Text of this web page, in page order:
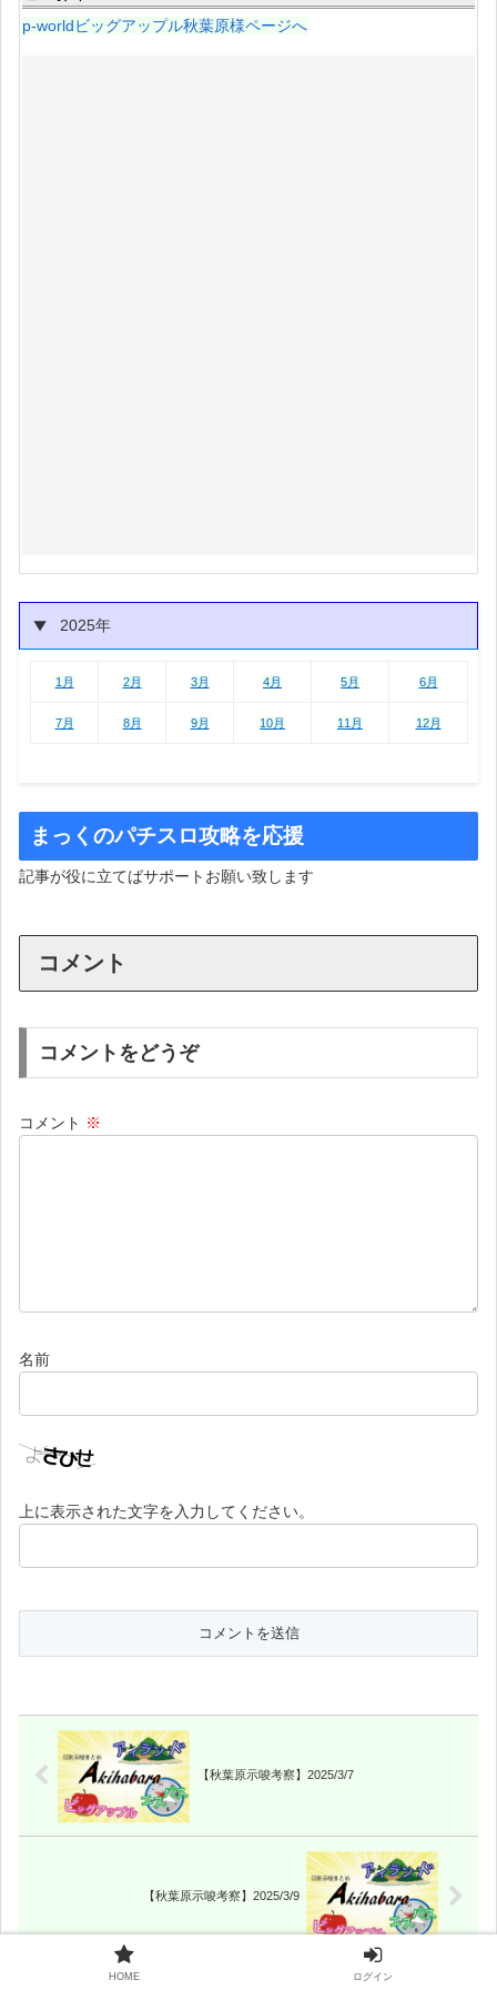
p-worldビッグアップル秋葉原様ページへ
2025年
1月 2月 3月 4月 5月 6月
7月 8月 9月 10月 11月 12月
まっくのパチスロ攻略を応援
記事が役に立てばサポートお願い致します
コメント
コメントをどうぞ
コメント ※
名前
上に表示された文字を入力してください。
【秋葉原示唆考察】2025/3/7
【秋葉原示唆考察】2025/3/9
HOME ログイン